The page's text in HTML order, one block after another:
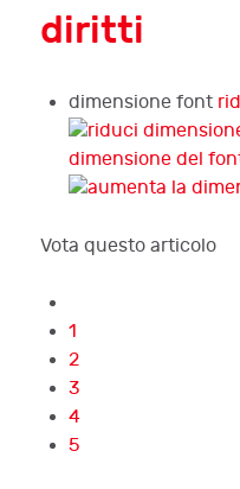
diritti
dimensione font
dimensione del
Vota questo articolo
1
2
3
4
5